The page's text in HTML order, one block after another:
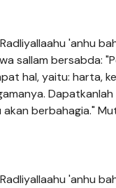
'anhu
sallam bersabda:
hal, yaitu: harta,
akan berbahagia."
'anhu